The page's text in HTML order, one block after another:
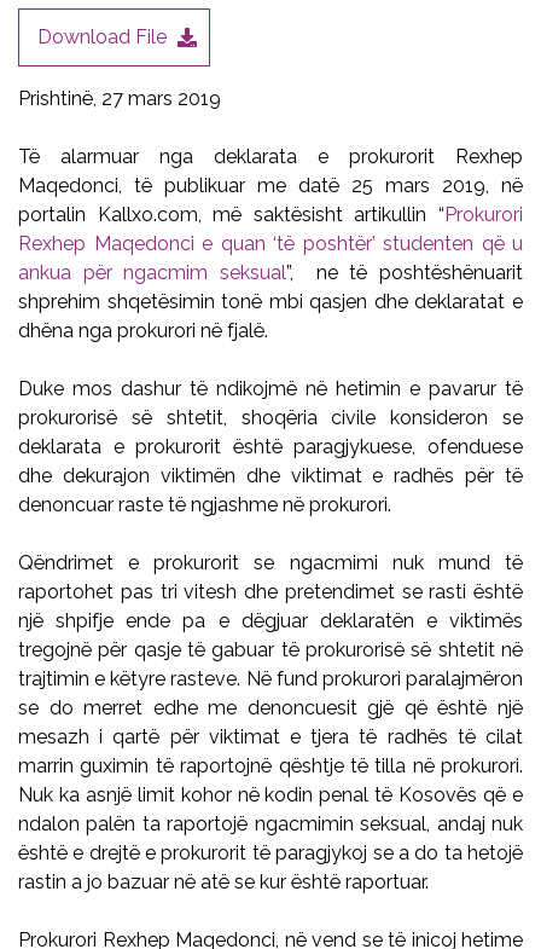
Download File
Prishtinë, 27 mars 2019
Të alarmuar nga deklarata e prokurorit Rexhep
Maqedonci, të publikuar me datë 25 mars 2019, në
portalin Kallxo.com, më saktësisht artikullin “Prokurori
Rexhep Maqedonci e quan ‘të poshtër’ studenten që u
ankua për ngacmim seksual”, ne të poshtëshënuarit
shprehim shqetësimin tonë mbi qasjen dhe deklaratat e
dhëna nga prokurori në fjalë.
Duke mos dashur të ndikojmë në hetimin e pavarur të
prokurorisë së shtetit, shoqëria civile konsideron se
deklarata e prokurorit është paragjykuese, ofenduese
dhe dekurajon viktimën dhe viktimat e radhës për të
denoncuar raste të ngjashme në prokurori.
Qëndrimet e prokurorit se ngacmimi nuk mund të
raportohet pas tri vitesh dhe pretendimet se rasti është
një shpifje ende pa e dëgjuar deklaratën e viktimës
tregojnë për qasje të gabuar të prokurorisë së shtetit në
trajtimin e këtyre rasteve. Në fund prokurori paralajmëron
se do merret edhe me denoncuesit gjë që është një
mesazh i qartë për viktimat e tjera të radhës të cilat
marrin guximin të raportojnë qështje të tilla në prokurori.
Nuk ka asnjë limit kohor në kodin penal të Kosovës që e
ndalon palën ta raportojë ngacmimin seksual, andaj nuk
është e drejtë e prokurorit të paragjykoj se a do ta hetojë
rastin a jo bazuar në atë se kur është raportuar.
Prokurori Rexhep Maqedonci, në vend se të inicoj hetime